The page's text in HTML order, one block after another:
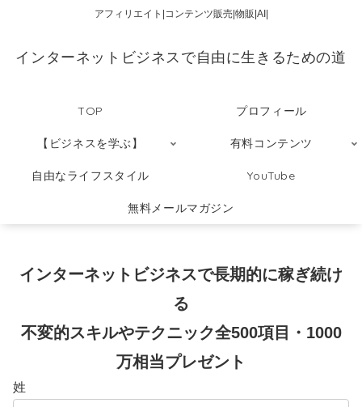
アフィリエイト|コンテンツ販売|物販|AI|
インターネットビジネスで自由に生きるための道
TOP プロフィール
【ビジネスを学ぶ】 有料コンテンツ
自由なライフスタイル YouTube
無料メールマガジン
インターネットビジネスで長期的に稼ぎ続け
る
不変的スキルやテクニック全500項目・1000
万相当プレゼント
姓